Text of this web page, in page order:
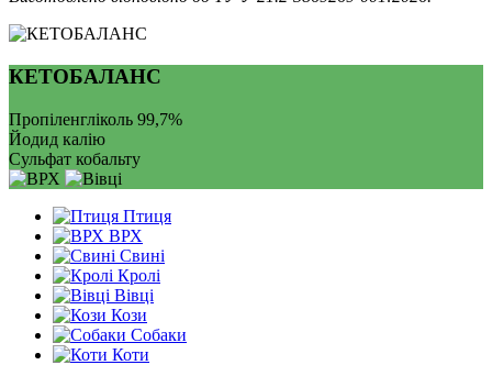
КЕТОБАЛАНС
Пропіленгліколь 99,7%
Йодид калію
Сульфат кобальту
Птиця
ВРХ
Свині
Кролі
Вівці
Кози
Собаки
Коти